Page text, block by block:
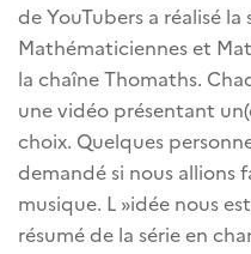
de YouTubers a réalisé
Mathématiciennes et
la chaîne Thomaths.
une vidéo présentant
choix. Quelques
demandé si nous allions
musique. L »idée nous
résumé de la série en